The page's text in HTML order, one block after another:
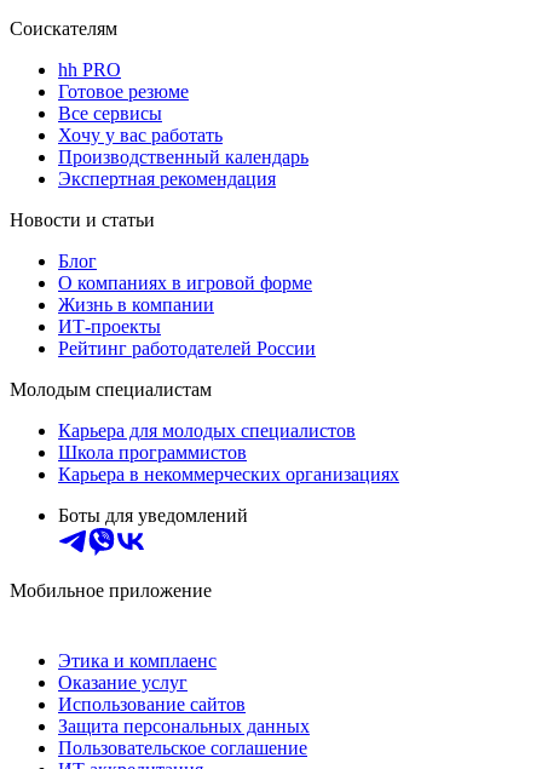
Соискателям
hh PRO
Готовое резюме
Все сервисы
Хочу у вас работать
Производственный календарь
Экспертная рекомендация
Новости и статьи
Блог
О компаниях в игровой форме
Жизнь в компании
ИТ-проекты
Рейтинг работодателей России
Молодым специалистам
Карьера для молодых специалистов
Школа программистов
Карьера в некоммерческих организациях
Боты для уведомлений
Мобильное приложение
Этика и комплаенс
Оказание услуг
Использование сайтов
Защита персональных данных
Пользовательское соглашение